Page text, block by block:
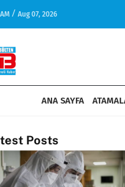
/ Aug 07, 2026
Aile Yılında Hemşire ve
ANA SAYFA
Posts